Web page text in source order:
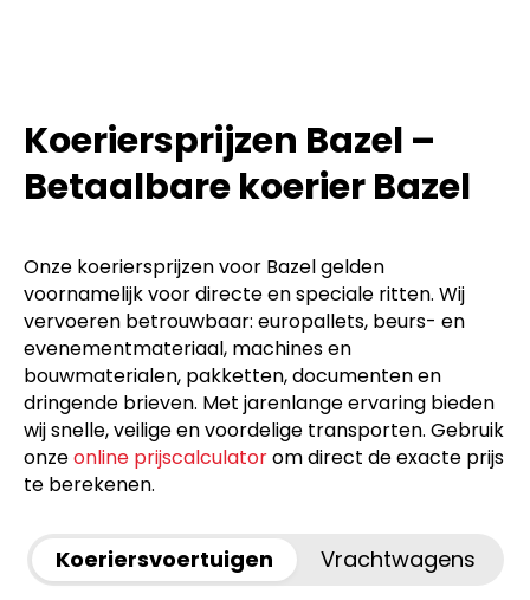
Koeriersprijzen Bazel –
Betaalbare koerier Bazel
Onze koeriersprijzen voor Bazel gelden
voornamelijk voor directe en speciale ritten. Wij
vervoeren betrouwbaar: europallets, beurs- en
evenementmateriaal, machines en
bouwmaterialen, pakketten, documenten en
dringende brieven. Met jarenlange ervaring bieden
wij snelle, veilige en voordelige transporten. Gebruik
onzeonline prijscalculatorom direct de exacte prijs
te berekenen.
Koeriersvoertuigen Vrachtwagens